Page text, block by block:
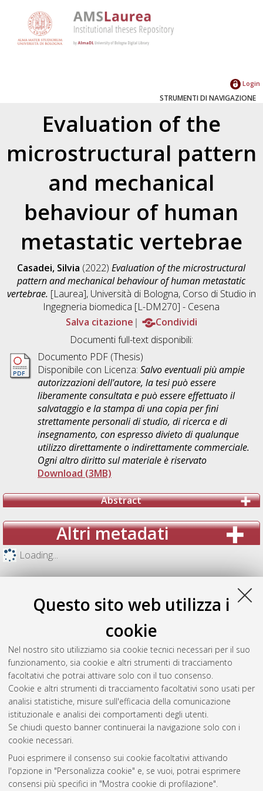
Questo sito web utilizza i
cookie
Nel nostro sito utilizziamo sia cookie tecnici necessari per il suo
funzionamento, sia cookie e altri strumenti di tracciamento
facoltativi che potrai attivare solo con il tuo consenso.
Cookie e altri strumenti di tracciamento facoltativi sono usati per
analisi statistiche, misure sull'efficacia della comunicazione
istituzionale e analisi dei comportamenti degli utenti.
Se chiudi questo banner continuerai la navigazione solo con i
cookie necessari.
Puoi esprimere il consenso sui cookie facoltativi attivando
l'opzione in "Personalizza cookie" e, se vuoi, potrai esprimere
consensi più specifici in "Mostra cookie di profilazione".
Login
STRUMENTI DI NAVIGAZIONE
Evaluation of the
microstructural pattern
and mechanical
behaviour of human
metastatic vertebrae
Casadei, Silvia (2022)Evaluation of the microstructural
pattern and mechanical behaviour of human metastatic
vertebrae. [Laurea], Università di Bologna, Corso di Studio in
Ingegneria biomedica [L-DM270] - Cesena
Salva citazione
Condividi
Documenti full-text disponibili:
Documento PDF (Thesis)
Disponibile con Licenza: Salvo eventuali più ampie
autorizzazioni dell'autore, la tesi può essere
liberamente consultata e può essere effettuato il
salvataggio e la stampa di una copia per fini
strettamente personali di studio, di ricerca e di
insegnamento, con espresso divieto di qualunque
utilizzo direttamente o indirettamente commerciale.
Ogni altro diritto sul materiale è riservato
Download (3MB)
Abstract
Altri metadati
Loading...
Gestione del documento:
Atom
Rss 1.0